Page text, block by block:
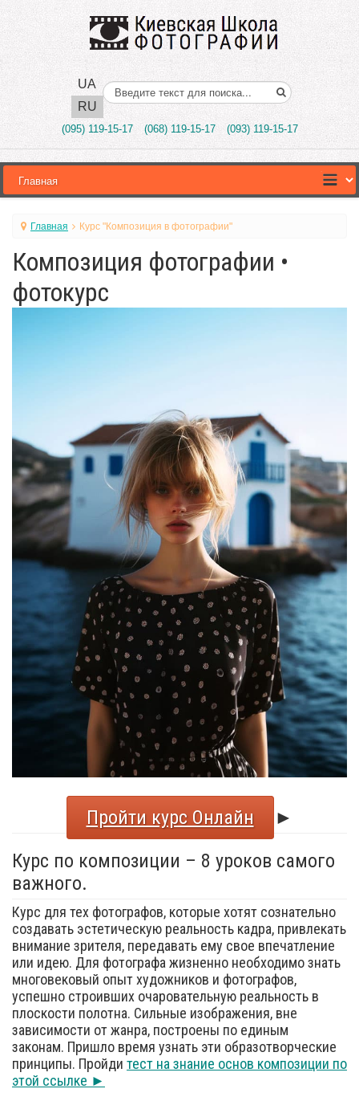
UA
RU
Поиск..
(095) 119-15-17 (068) 119-15-17 (093) 119-15-17
Главная Курс "Композиция в фотографии"
Композиция фотографии •
фотокурс
Пройти курс Онлайн
►
Курс по композиции – 8 уроков самого
важного.
Курс для тех фотографов, которые хотят сознательно
создавать эстетическую реальность кадра, привлекать
внимание зрителя, передавать ему свое впечатление
или идею. Для фотографа жизненно необходимо знать
многовековый опыт художников и фотографов,
успешно строивших очаровательную реальность в
плоскости полотна. Сильные изображения, вне
зависимости от жанра, построены по единым
законам. Пришло время узнать эти образотворческие
принципы. Пройди тест на знание основ композиции по
этой ссылке ►